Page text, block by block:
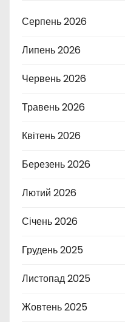
Серпень 2026
Липень 2026
Червень 2026
Травень 2026
Квітень 2026
Березень 2026
Лютий 2026
Січень 2026
Грудень 2025
Листопад 2025
Жовтень 2025